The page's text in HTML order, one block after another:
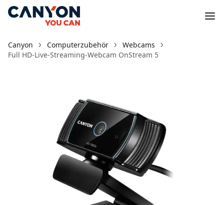
Canyon Computerzubehör
Webcams
Full HD-Live-Streaming-Webcam OnStream 5